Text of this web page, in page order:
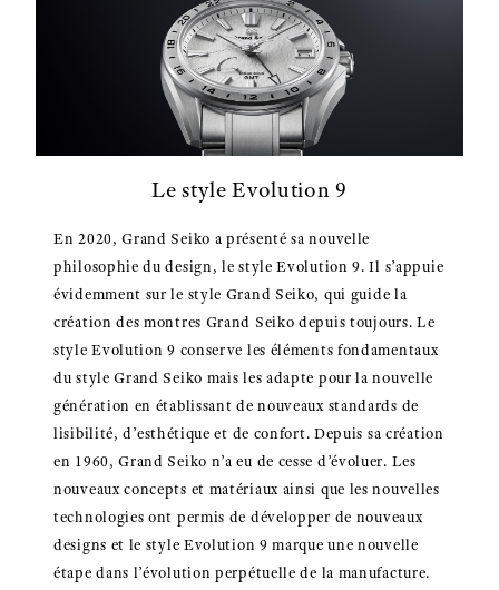
Le style Evolution 9
En 2020, Grand Seiko a présenté sa nouvelle
philosophie du design, le style Evolution 9. Il s’appuie
évidemment sur le style Grand Seiko, qui guide la
création des montres Grand Seiko depuis toujours. Le
style Evolution 9 conserve les éléments fondamentaux
du style Grand Seiko mais les adapte pour la nouvelle
génération en établissant de nouveaux standards de
lisibilité, d’esthétique et de confort. Depuis sa création
en 1960, Grand Seiko n’a eu de cesse d’évoluer. Les
nouveaux concepts et matériaux ainsi que les nouvelles
technologies ont permis de développer de nouveaux
designs et le style Evolution 9 marque une nouvelle
étape dans l’évolution perpétuelle de la manufacture.